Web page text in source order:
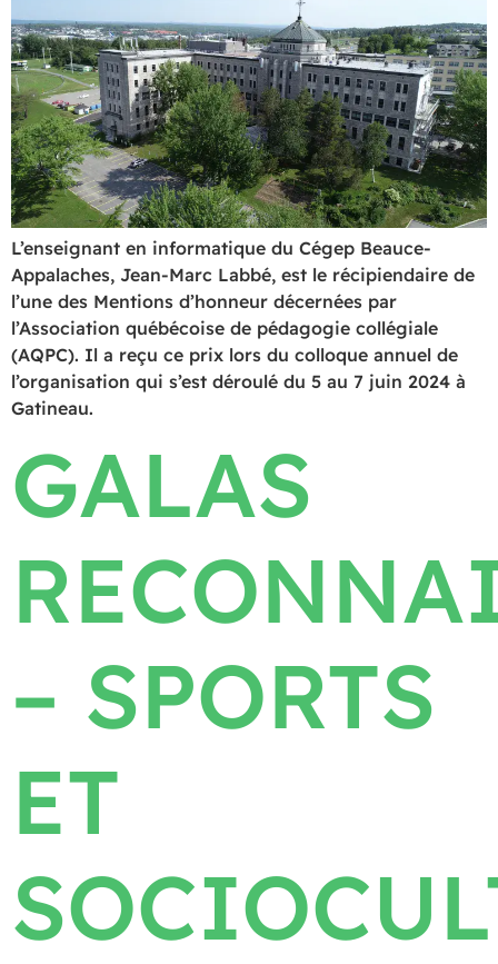
L’enseignant en informatique du Cégep Beauce-
Appalaches, Jean-Marc Labbé, est le récipiendaire de
l’une des Mentions d’honneur décernées par
l’Association québécoise de pédagogie collégiale
(AQPC). Il a reçu ce prix lors du colloque annuel de
l’organisation qui s’est déroulé du 5 au 7 juin 2024 à
Gatineau.
GALAS
– SPORTS
ET